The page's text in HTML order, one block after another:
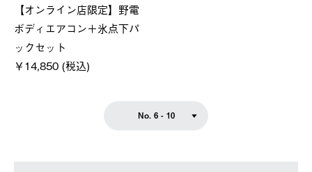
【オンライン店限定】野電
ボディエアコン＋氷点下パ
ックセット
￥14,850 (税込)
No. 6 - 10